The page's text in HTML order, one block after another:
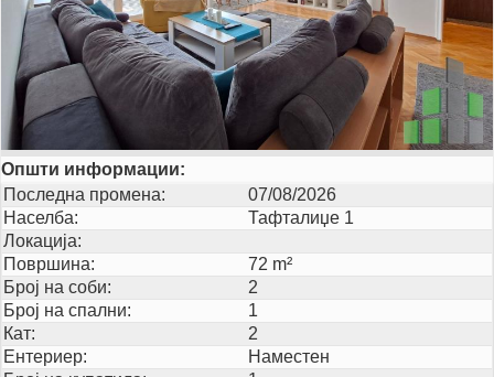
Најава
MK
EN
GO!
Општи информации:
Последна промена:
07/08/2026
Населба:
Тафталиџе 1
Локација:
Површина:
72 m²
Број на соби:
2
Број на спални:
1
Кат:
2
Ентериер:
Наместен